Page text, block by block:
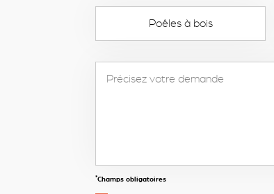
Poêles à bois
*Champs obligatoires